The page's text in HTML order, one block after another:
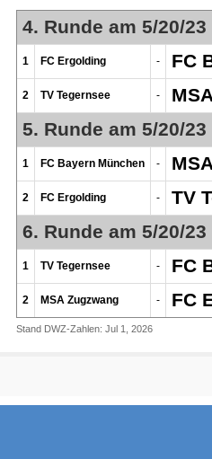
4. Runde am 5/20/23
1 FC Ergolding - FC
2 TV Tegernsee -
5. Runde am 5/20/23
1 FC Bayern München -
2 FC Ergolding -
TV
6. Runde am 5/20/23
1 TV Tegernsee - FC
2 MSA Zugzwang - FC
Stand DWZ-Zahlen: Jul 1, 2026